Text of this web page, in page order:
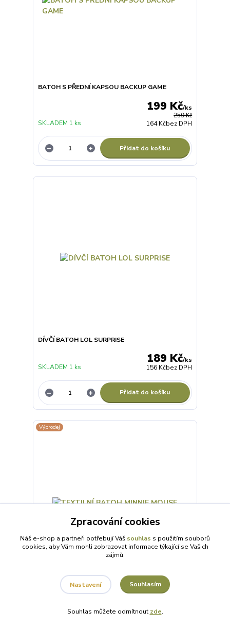
BATOH S PŘEDNÍ KAPSOU BACKUP GAME
259 Kč
199 Kč/ks
164 Kčbez DPH
SKLADEM 1 ks
Přidat do košíku
DÍVČÍ BATOH LOL SURPRISE
189 Kč/ks
156 Kčbez DPH
SKLADEM 1 ks
Přidat do košíku
Výprodej
TEXTILNÍ BATOH MINNIE MOUSE
Zpracování cookies
Náš e-shop a partneři potřebují Váš souhlas s použitím souborů
cookies, aby Vám mohli zobrazovat informace týkající se Vašich
zájmů.
Nastavení Souhlasím
Souhlas můžete odmítnout zde.